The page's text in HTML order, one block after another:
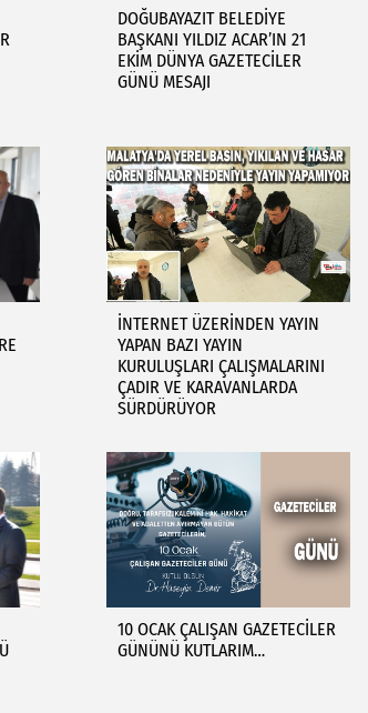
DOĞUBAYAZIT BELEDİYE
BAŞKANI YILDIZ ACAR’IN 21
EKİM DÜNYA GAZETECİLER
GÜNÜ MESAJI
İNTERNET ÜZERİNDEN YAYIN
YAPAN BAZI YAYIN
KURULUŞLARI ÇALIŞMALARINI
ÇADIR VE KARAVANLARDA
SÜRDÜRÜYOR
10 OCAK ÇALIŞAN GAZETECİLER
GÜNÜNÜ KUTLARIM…